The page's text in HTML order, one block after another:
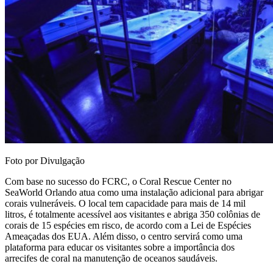
Foto por Divulgação
Com base no sucesso do FCRC, o Coral Rescue Center no
SeaWorld Orlando atua como uma instalação adicional para abrigar
corais vulneráveis. O local tem capacidade para mais de 14 mil
litros, é totalmente acessível aos visitantes e abriga 350 colônias de
corais de 15 espécies em risco, de acordo com a Lei de Espécies
Ameaçadas dos EUA. Além disso, o centro servirá como uma
plataforma para educar os visitantes sobre a importância dos
arrecifes de coral na manutenção de oceanos saudáveis.